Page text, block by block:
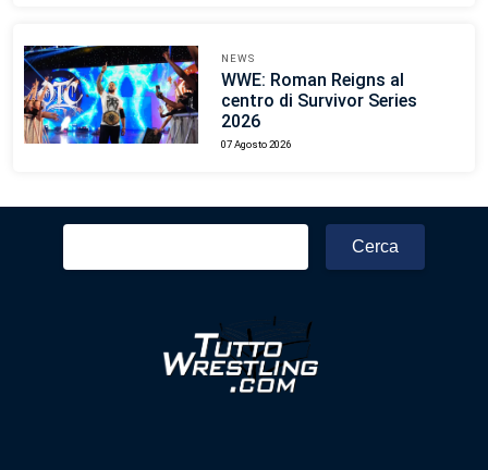
NEWS
WWE: Roman Reigns al
centro di Survivor Series
2026
07 Agosto 2026
Ricerca